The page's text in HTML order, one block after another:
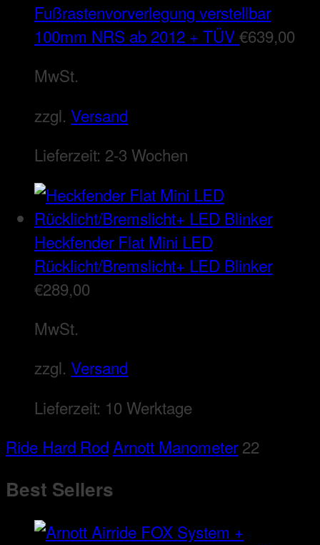
Fußrastenvorverlegung verstellbar
100mm NRS ab 2012 + TÜV€639,00
MwSt.
zzgl. Versand
Lieferzeit: 2-3 Wochen
Heckfender Flat Mini LED
Rücklicht/Bremslicht+ LED Blinker
€289,00
MwSt.
zzgl. Versand
Lieferzeit: 10 Werktage
Ride Hard Rod Arnott Manometer 22
Best Sellers